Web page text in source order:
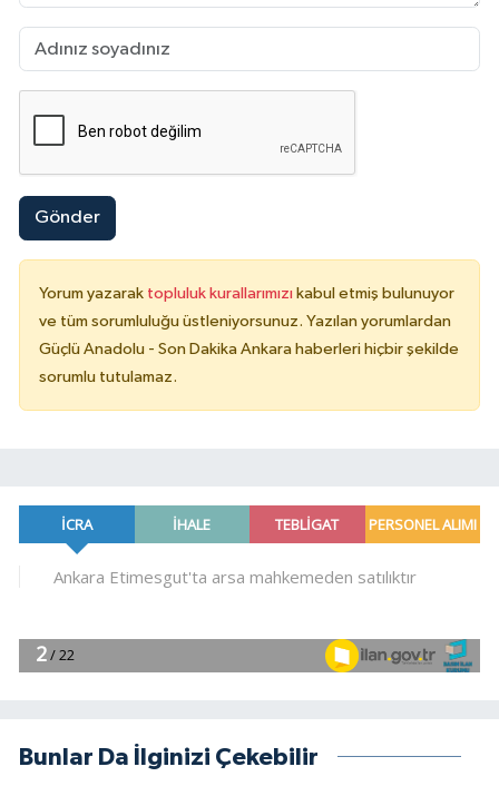
Gönder
Yorum yazarak topluluk kurallarımızı kabul etmiş bulunuyor
ve tüm sorumluluğu üstleniyorsunuz. Yazılan yorumlardan
Güçlü Anadolu - Son Dakika Ankara haberleri hiçbir şekilde
sorumlu tutulamaz.
Bunlar Da İlginizi Çekebilir